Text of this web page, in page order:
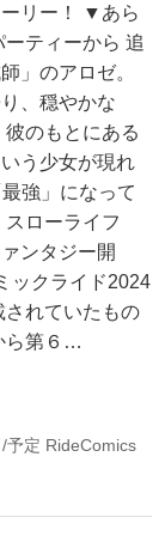
リー！ ▼あら
ティーから 追
」のアロゼ。
、穏やかな
のもとにある
う少女が現れ
強」になって
スローライフ
ンタジー開
ックライド2024
されていたもの
ら第６…
予定 RideComics